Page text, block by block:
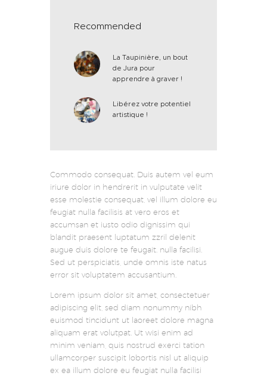
Recommended
La Taupinière, un bout
de Jura pour
apprendre à graver !
Libérez votre potentiel
artistique !
Commodo consequat. Duis autem vel eum
iriure dolor in hendrerit in vulputate velit
esse molestie consequat, vel illum dolore eu
feugiat nulla facilisis at vero eros et
accumsan et iusto odio dignissim qui
blandit praesent luptatum zzril delenit
augue duis dolore te feugait. nulla facilisi.
Sed ut perspiciatis, unde omnis iste natus
error sit voluptatem accusantium.
Lorem ipsum dolor sit amet, consectetuer
adipiscing elit, sed diam nonummy nibh
euismod tincidunt ut laoreet dolore magna
aliquam erat volutpat. Ut wisi enim ad
minim veniam, quis nostrud exerci tation
ullamcorper suscipit lobortis nisl ut aliquip
ex ea illum dolore eu feugiat nulla facilisi